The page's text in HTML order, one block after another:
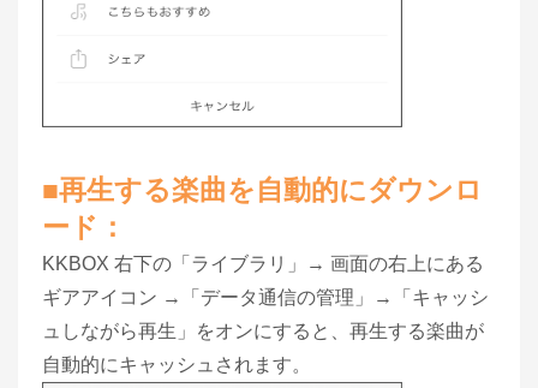
■再生する楽曲を自動的にダウンロ
ード：
KKBOX 右下の「ライブラリ」→ 画面の右上にある
ギアアイコン →「データ通信の管理」→「キャッシ
ュしながら再生」をオンにすると、再生する楽曲が
自動的にキャッシュされます。